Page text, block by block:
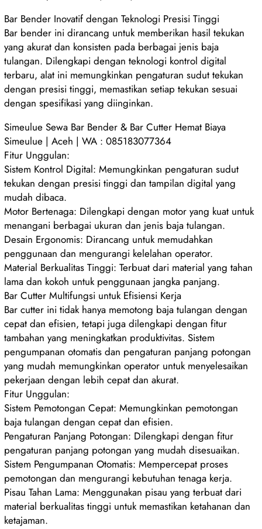
Bar Bender Inovatif dengan Teknologi Presisi Tinggi
Bar bender ini dirancang untuk memberikan hasil tekukan
yang akurat dan konsisten pada berbagai jenis baja
tulangan. Dilengkapi dengan teknologi kontrol digital
terbaru, alat ini memungkinkan pengaturan sudut tekukan
dengan presisi tinggi, memastikan setiap tekukan sesuai
dengan spesifikasi yang diinginkan.
Simeulue Sewa Bar Bender & Bar Cutter Hemat Biaya
Simeulue | Aceh | WA : 085183077364
Fitur Unggulan:
Sistem Kontrol Digital: Memungkinkan pengaturan sudut
tekukan dengan presisi tinggi dan tampilan digital yang
mudah dibaca.
Motor Bertenaga: Dilengkapi dengan motor yang kuat untuk
menangani berbagai ukuran dan jenis baja tulangan.
Desain Ergonomis: Dirancang untuk memudahkan
penggunaan dan mengurangi kelelahan operator.
Material Berkualitas Tinggi: Terbuat dari material yang tahan
lama dan kokoh untuk penggunaan jangka panjang.
Bar Cutter Multifungsi untuk Efisiensi Kerja
Bar cutter ini tidak hanya memotong baja tulangan dengan
cepat dan efisien, tetapi juga dilengkapi dengan fitur
tambahan yang meningkatkan produktivitas. Sistem
pengumpanan otomatis dan pengaturan panjang potongan
yang mudah memungkinkan operator untuk menyelesaikan
pekerjaan dengan lebih cepat dan akurat.
Fitur Unggulan:
Sistem Pemotongan Cepat: Memungkinkan pemotongan
baja tulangan dengan cepat dan efisien.
Pengaturan Panjang Potongan: Dilengkapi dengan fitur
pengaturan panjang potongan yang mudah disesuaikan.
Sistem Pengumpanan Otomatis: Mempercepat proses
pemotongan dan mengurangi kebutuhan tenaga kerja.
Pisau Tahan Lama: Menggunakan pisau yang terbuat dari
material berkualitas tinggi untuk memastikan ketahanan dan
ketajaman.